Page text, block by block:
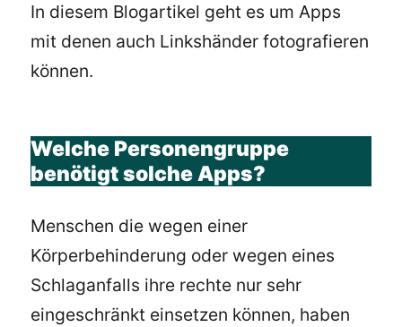
In diesem Blogartikel geht es um Apps
mit denen auch Linkshänder fotografieren
können.
Welche Personengruppe
benötigt solche Apps?
Menschen die wegen einer
Körperbehinderung oder wegen eines
Schlaganfalls ihre rechte nur sehr
eingeschränkt einsetzen können, haben